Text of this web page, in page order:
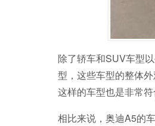
除了轿车和SUV车型
型，这些车型的整体
这样的车型也是非常符
相比来说，奥迪A5的